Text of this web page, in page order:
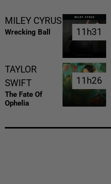
MILEY CYRUS
Wrecking Ball 11h31
11h31
TAYLOR
SWIFT
The Fate Of
Ophelia
11h26
11h26